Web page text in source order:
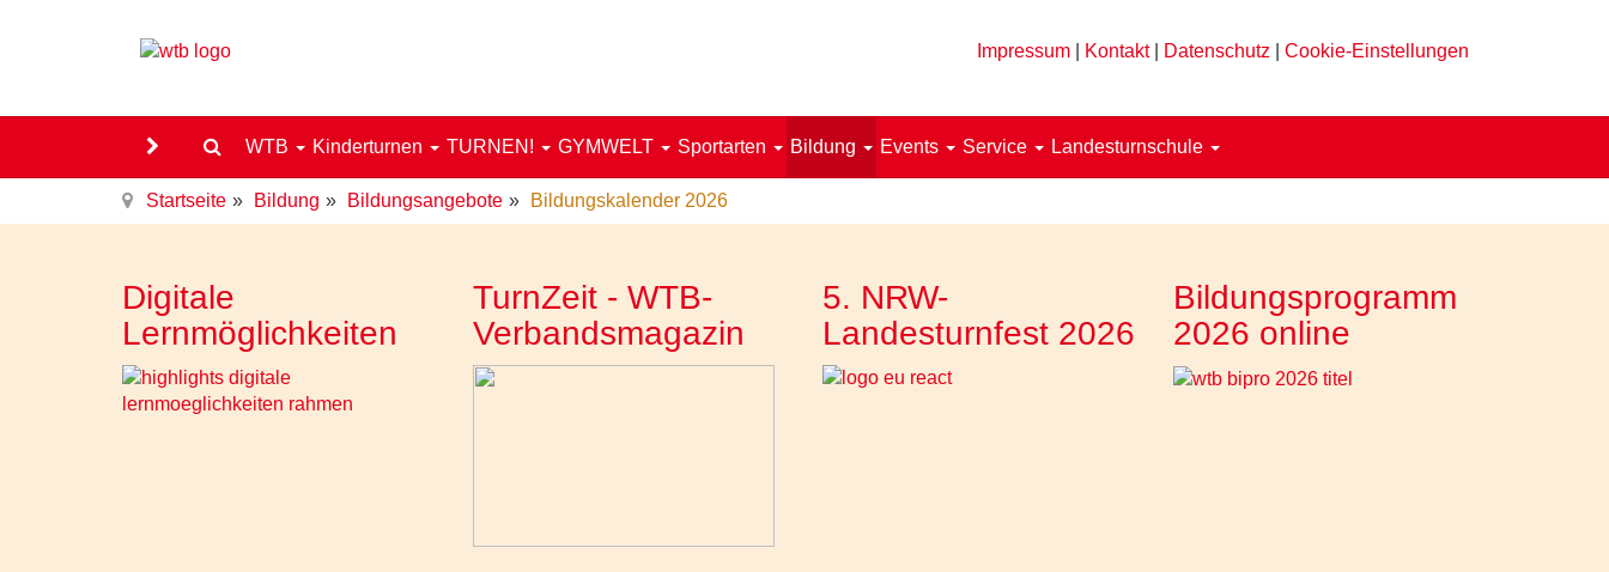
Impressum Kontakt| Datenschutz Cookie-Einstellungen
WTB Kinderturnen TURNEN! GYMWELT Sportarten Bildung Events Service Landesturnschule
Startseite Bildung Bildungsangebote Bildungskalender 2026
Digitale
Lernmöglichkeiten
TurnZeit - WTB-
Verbandsmagazin
5. NRW-
Landesturnfest 2026
Bildungsprogramm
2026 online